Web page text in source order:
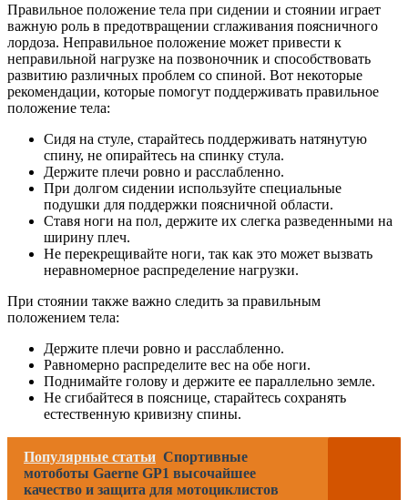
Правильное положение тела при сидении и стоянии играет
важную роль в предотвращении сглаживания поясничного
лордоза. Неправильное положение может привести к
неправильной нагрузке на позвоночник и способствовать
развитию различных проблем со спиной. Вот некоторые
рекомендации, которые помогут поддерживать правильное
положение тела:
Сидя на стуле, старайтесь поддерживать натянутую
спину, не опирайтесь на спинку стула.
Держите плечи ровно и расслабленно.
При долгом сидении используйте специальные
подушки для поддержки поясничной области.
Ставя ноги на пол, держите их слегка разведенными на
ширину плеч.
Не перекрещивайте ноги, так как это может вызвать
неравномерное распределение нагрузки.
При стоянии также важно следить за правильным
положением тела:
Держите плечи ровно и расслабленно.
Равномерно распределите вес на обе ноги.
Поднимайте голову и держите ее параллельно земле.
Не сгибайтеся в пояснице, старайтесь сохранять
естественную кривизну спины.
Популярные статьи Спортивные
мотоботы Gaerne GP1 высочайшее
качество и защита для мотоциклистов